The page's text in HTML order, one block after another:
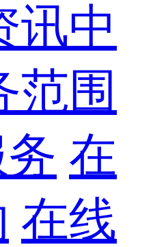
讯中
范围
在
在线